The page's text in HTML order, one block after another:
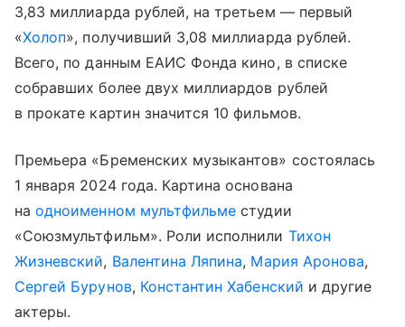
3,83 миллиарда рублей, на третьем — первый
«Холоп», получивший 3,08 миллиарда рублей.
Всего, по данным ЕАИС Фонда кино, в списке
собравших более двух миллиардов рублей
в прокате картин значится 10 фильмов.
Премьера «Бременских музыкантов» состоялась
1 января 2024 года. Картина основана
наодноименном мультфильме студии
«Союзмультфильм». Роли исполнили Тихон
Жизневский, Валентина Ляпина, Мария Аронова,
Сергей Бурунов, Константин Хабенский и другие
актеры.